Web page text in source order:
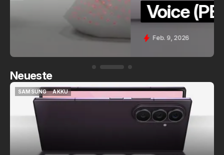
Voice (PE)
Neueste
SAMSUNG
SAMSUNG
AKKU
AKKU